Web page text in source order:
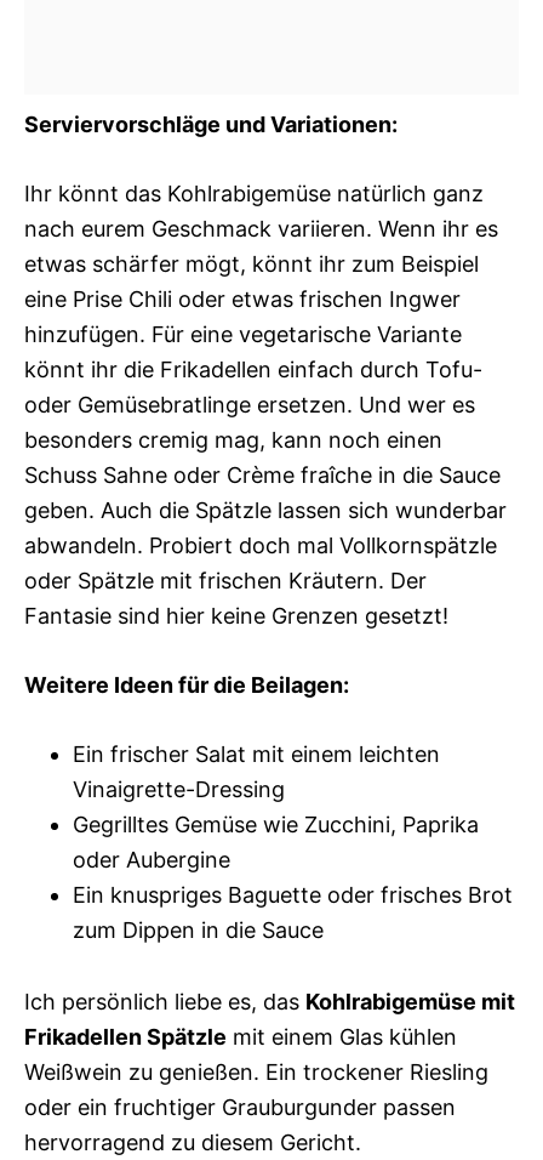
Serviervorschläge und Variationen:
Ihr könnt das Kohlrabigemüse natürlich ganz
nach eurem Geschmack variieren. Wenn ihr es
etwas schärfer mögt, könnt ihr zum Beispiel
eine Prise Chili oder etwas frischen Ingwer
hinzufügen. Für eine vegetarische Variante
könnt ihr die Frikadellen einfach durch Tofu-
oder Gemüsebratlinge ersetzen. Und wer es
besonders cremig mag, kann noch einen
Schuss Sahne oder Crème fraîche in die Sauce
geben. Auch die Spätzle lassen sich wunderbar
abwandeln. Probiert doch mal Vollkornspätzle
oder Spätzle mit frischen Kräutern. Der
Fantasie sind hier keine Grenzen gesetzt!
Weitere Ideen für die Beilagen:
Ein frischer Salat mit einem leichten
Vinaigrette-Dressing
Gegrilltes Gemüse wie Zucchini, Paprika
oder Aubergine
Ein knuspriges Baguette oder frisches Brot
zum Dippen in die Sauce
Ich persönlich liebe es, das Kohlrabigemüse mit
Frikadellen Spätzle mit einem Glas kühlen
Weißwein zu genießen. Ein trockener Riesling
oder ein fruchtiger Grauburgunder passen
hervorragend zu diesem Gericht.